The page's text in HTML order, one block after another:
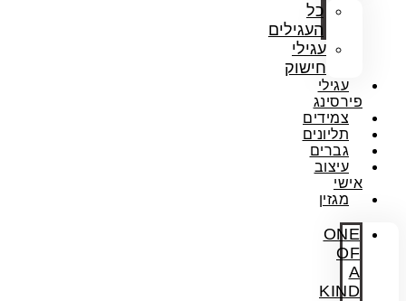
כל
העגילים
עגילי
חישוק
עגילי
פירסינג
צמידים
תליונים
גברים
עיצוב
אישי
מגזין
ONE
OF
A
KIND